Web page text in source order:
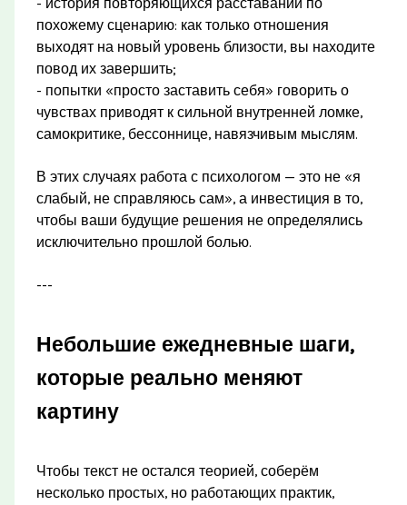
- история повторяющихся расставаний по
похожему сценарию: как только отношения
выходят на новый уровень близости, вы находите
повод их завершить;
- попытки «просто заставить себя» говорить о
чувствах приводят к сильной внутренней ломке,
самокритике, бессоннице, навязчивым мыслям.
В этих случаях работа с психологом — это не «я
слабый, не справляюсь сам», а инвестиция в то,
чтобы ваши будущие решения не определялись
исключительно прошлой болью.
---
Небольшие ежедневные шаги,
которые реально меняют
картину
Чтобы текст не остался теорией, соберём
несколько простых, но работающих практик,